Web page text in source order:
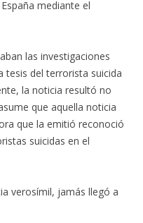
mediante el
las investigaciones
tesis del terrorista suicida
la noticia resultó no
que aquella noticia
que la emitió reconoció
suicidas en el
verosímil, jamás llegó a